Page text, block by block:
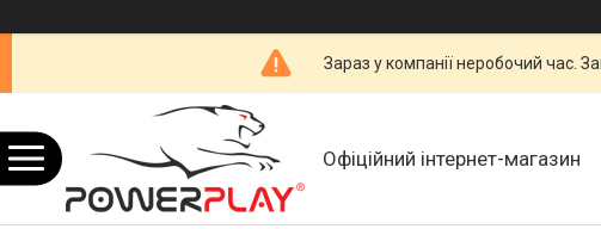
Зараз у компанії неробочий час.
Офіційний інтернет-магазин